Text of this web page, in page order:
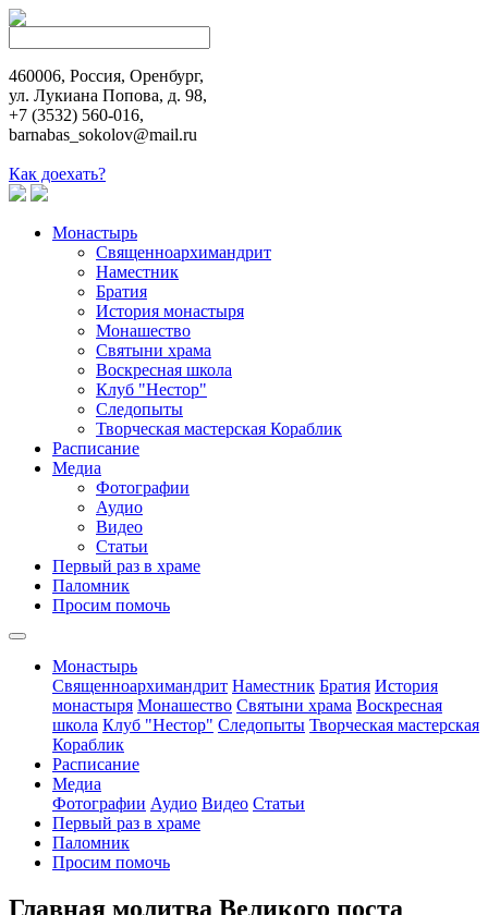
460006, Россия, Оренбург,
ул. Лукиана Попова, д. 98,
+7 (3532) 560-016,
barnabas_sokolov@mail.ru
Как доехать?
Монастырь
Священноархимандрит
Наместник
Братия
История монастыря
Монашество
Cвятыни храма
Воскресная школа
Клуб "Нестор"
Следопыты
Творческая мастерская Кораблик
Расписание
Медиа
Фотографии
Аудио
Видео
Статьи
Первый раз в храме
Паломник
Просим помочь
Монастырь
Священноархимандрит Наместник Братия История
монастыря Монашество Cвятыни храма Воскресная
школа Клуб "Нестор" Следопыты Творческая мастерская
Кораблик
Расписание
Медиа
Фотографии Аудио Видео Статьи
Первый раз в храме
Паломник
Просим помочь
Главная молитва Великого поста